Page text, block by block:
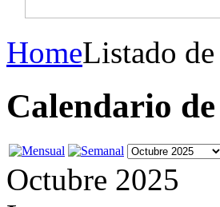
HomeListado
Calendario de
Octubre 2025